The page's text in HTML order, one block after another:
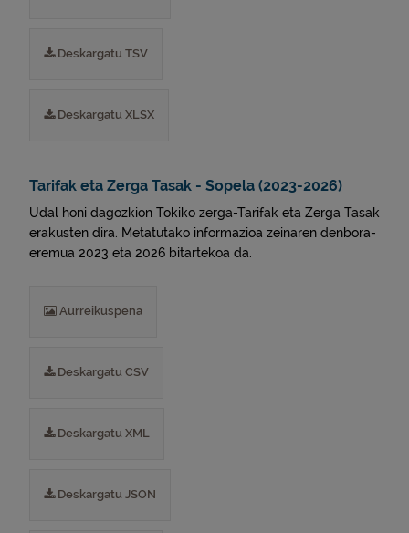
Deskargatu TSV
Deskargatu XLSX
Tarifak eta Zerga Tasak - Sopela (2023-2026)
Udal honi dagozkion Tokiko zerga-Tarifak eta Zerga Tasak
erakusten dira. Metatutako informazioa zeinaren denbora-
eremua 2023 eta 2026 bitartekoa da.
Aurreikuspena
Deskargatu CSV
Deskargatu XML
Deskargatu JSON